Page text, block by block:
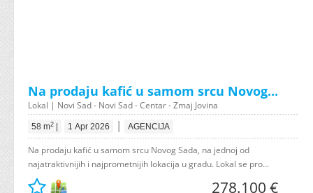
Na prodaju kafić u samom srcu Novog...
Lokal | Novi Sad - Novi Sad - Centar - Zmaj Jovina
58 m2 1 Apr 2026 | AGENCIJA
Na prodaju kafić u samom srcu Novog Sada, na jednoj od
najatraktivnijih i najprometnijih lokacija u gradu. Lokal se pro...
278.100 €